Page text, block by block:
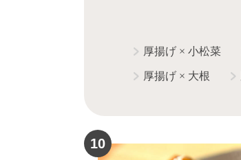
厚揚げ × 小松菜
厚揚げ × 大根
10